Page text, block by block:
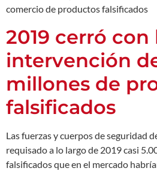
comercio de productos falsificados
2019 cerró con
intervención
millones de
falsificados
Las fuerzas y cuerpos de seguridad
requisado a lo largo de 2019 casi
falsificados que en el mercado